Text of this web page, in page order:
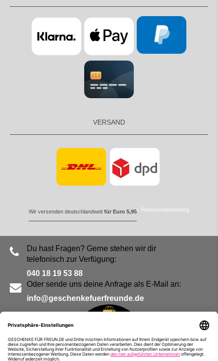
VERSAND
Wir versenden deutschlandweit für Euro 5,95 Retourenabwicklung
Du hast Fragen? Gerne stehen wir dir
telefonisch zur Verfügung:
040 18 19 53 88
Oder sende uns deine Anfrage als E-Mail an:
info@geschenkefuerfreunde.de